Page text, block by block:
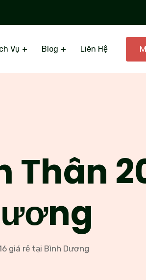
Vụ Blog Liên Hệ
Thân
giá rẻ tại Bình Dương